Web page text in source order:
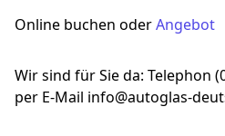
Online buchen oderAngebot
Wir sind für Sie da: Telephon
per E-Mail info@autoglas-